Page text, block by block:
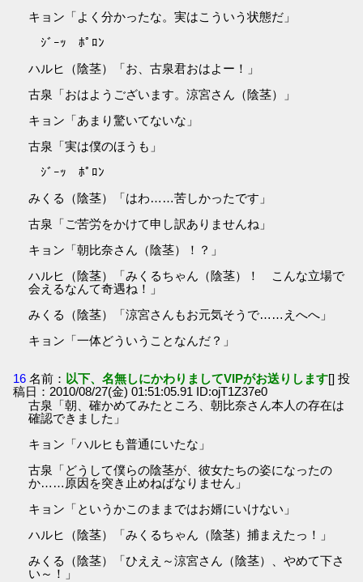
キョン「よく分かったな。実はこういう状態だ」
ｼﾞｰｯ ﾎﾟﾛﾝ
ハルヒ（陰茎）「お、古泉君おはよー！」
古泉「おはようございます。涼宮さん（陰茎）」
キョン「あまり驚いてないな」
古泉「実は僕のほうも」
ｼﾞｰｯ ﾎﾟﾛﾝ
みくる（陰茎）「はわ……苦しかったです」
古泉「ご苦労をかけて申し訳ありませんね」
キョン「朝比奈さん（陰茎）！？」
ハルヒ（陰茎）「みくるちゃん（陰茎）！ こんな立場で
会えるなんて奇遇ね！」
みくる（陰茎）「涼宮さんもお元気そうで……えへへ」
キョン「一体どういうことなんだ？」
16 名前： 以下、名無しにかわりましてVIPがお送りします[] 投
稿日：2010/08/27(金) 01:51:05.91 ID:ojT1Z37e0
古泉「朝、確かめてみたところ、朝比奈さん本人の存在は
確認できました」
キョン「ハルヒも普通にいたな」
古泉「どうして僕らの陰茎が、彼女たちの姿になったの
か……原因を突き止めねばなりません」
キョン「というかこのままではお婿にいけない」
ハルヒ（陰茎）「みくるちゃん（陰茎）捕まえたっ！」
みくる（陰茎）「ひええ～涼宮さん（陰茎）、やめて下さ
い～！」